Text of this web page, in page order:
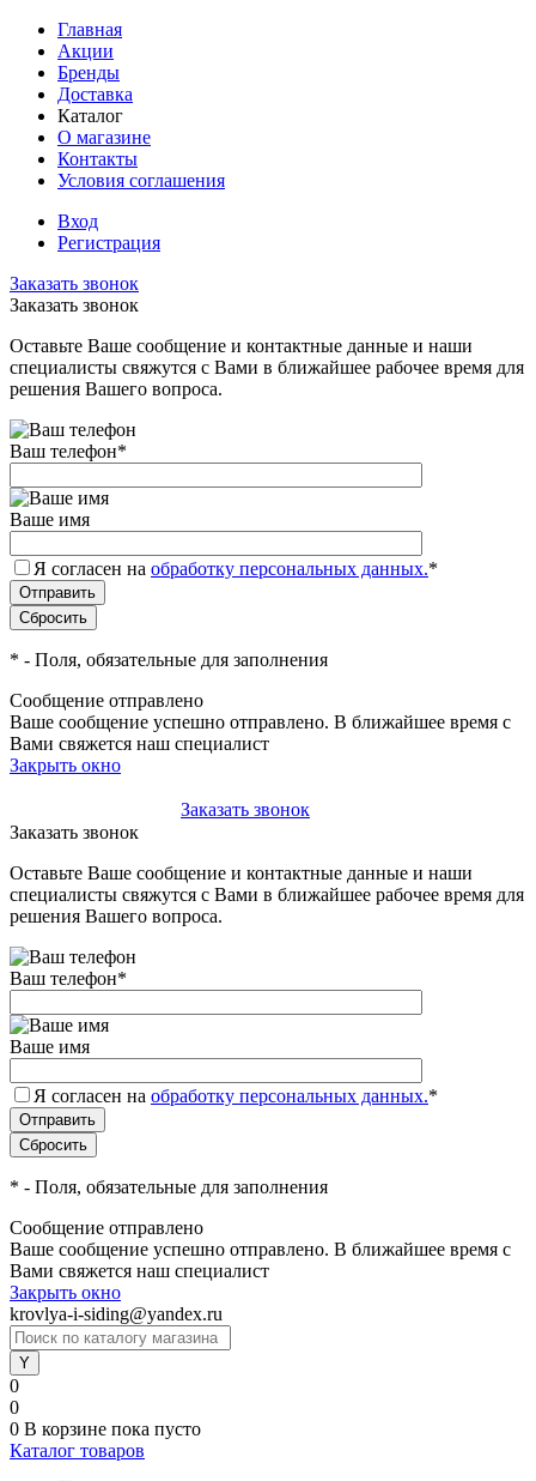
Главная
Акции
Бренды
Доставка
Каталог
О магазине
Контакты
Условия соглашения
Вход
Регистрация
Заказать звонок
Заказать звонок
Оставьте Ваше сообщение и контактные данные и наши
специалисты свяжутся с Вами в ближайшее рабочее время для
решения Вашего вопроса.
Ваш телефон*
Ваше имя
Я согласен на обработку персональных данных.*
* - Поля, обязательные для заполнения
Сообщение отправлено
Ваше сообщение успешно отправлено. В ближайшее время с
Вами свяжется наш специалист
Закрыть окно
Заказать звонок
Заказать звонок
Оставьте Ваше сообщение и контактные данные и наши
специалисты свяжутся с Вами в ближайшее рабочее время для
решения Вашего вопроса.
Ваш телефон*
Ваше имя
Я согласен на обработку персональных данных.*
* - Поля, обязательные для заполнения
Сообщение отправлено
Ваше сообщение успешно отправлено. В ближайшее время с
Вами свяжется наш специалист
Закрыть окно
krovlya-i-siding@yandex.ru
0
0
0 В корзине пока пусто
Каталог товаров